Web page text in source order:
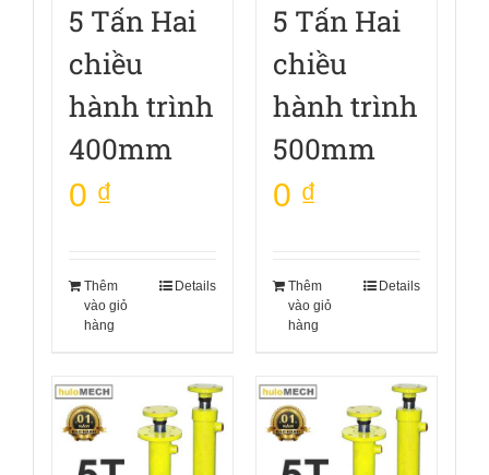
5 Tấn Hai
chiều
hành trình
400mm
0 ₫
Thêm
vào giỏ
hàng
Details
5 Tấn Hai
chiều
hành trình
500mm
0 ₫
Thêm
vào giỏ
hàng
Details